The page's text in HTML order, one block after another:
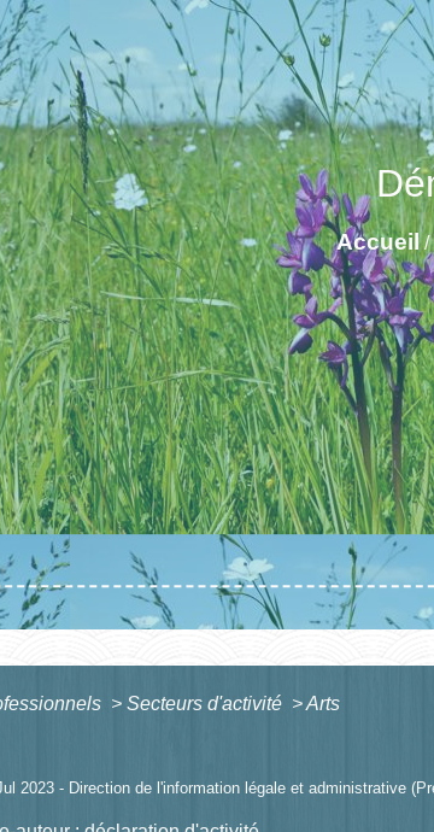
Accueil/
> Secteurs d'activité >Arts
2023 - Direction de l'information légale et administrative